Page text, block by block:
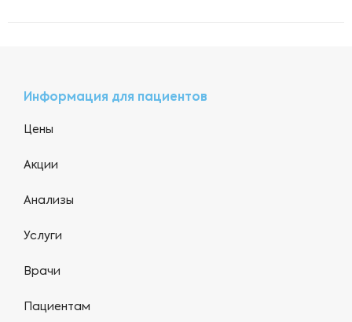
Информация для пациентов
Цены
Акции
Анализы
Услуги
Врачи
Пациентам